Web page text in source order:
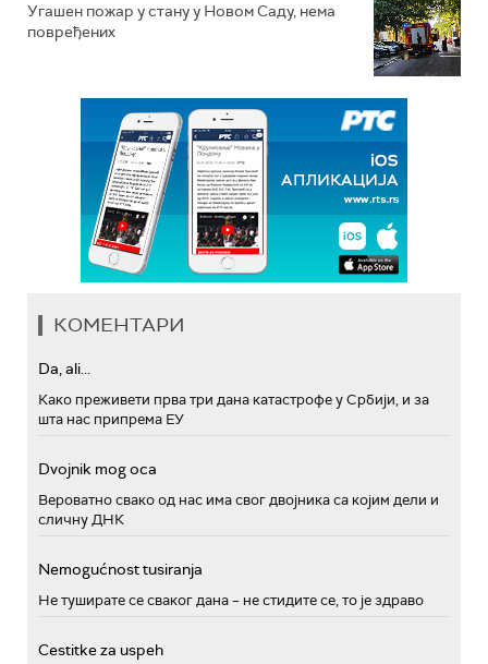
Угашен пожар у стану у Новом Саду, нема
повређених
КОМЕНТАРИ
Da, ali...
Како преживети прва три дана катастрофе у Србији, и за
шта нас припрема ЕУ
Dvojnik mog oca
Вероватно свако од нас има свог двојника са којим дели и
сличну ДНК
Nemogućnost tusiranja
Не туширате се сваког дана – не стидите се, то је здраво
Cestitke za uspeh